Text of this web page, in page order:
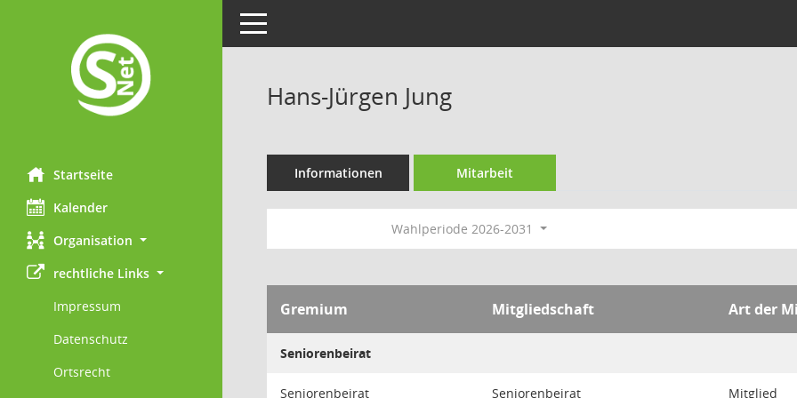
Startseite
Kalender
Organisation
rechtliche Links
Impressum
Datenschutz
Ortsrecht
Toggle navigation
Hans-Jürgen Jung
Informationen Mitarbeit
Wahlperiode 2026-2031
Gremium Mitgliedschaft Art der
Seniorenbeirat
Seniorenbeirat Seniorenbeirat Mitglied